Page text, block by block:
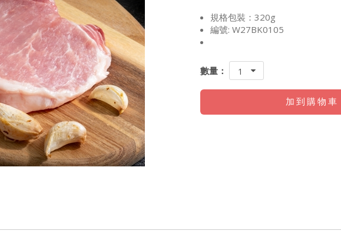
規格包裝：320g
編號: W27BK0105
數量： 1
加到購物車